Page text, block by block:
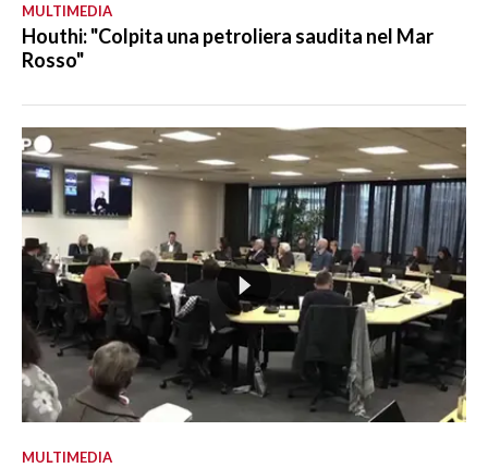
MULTIMEDIA
Houthi: "Colpita una petroliera saudita nel Mar
Rosso"
MULTIMEDIA